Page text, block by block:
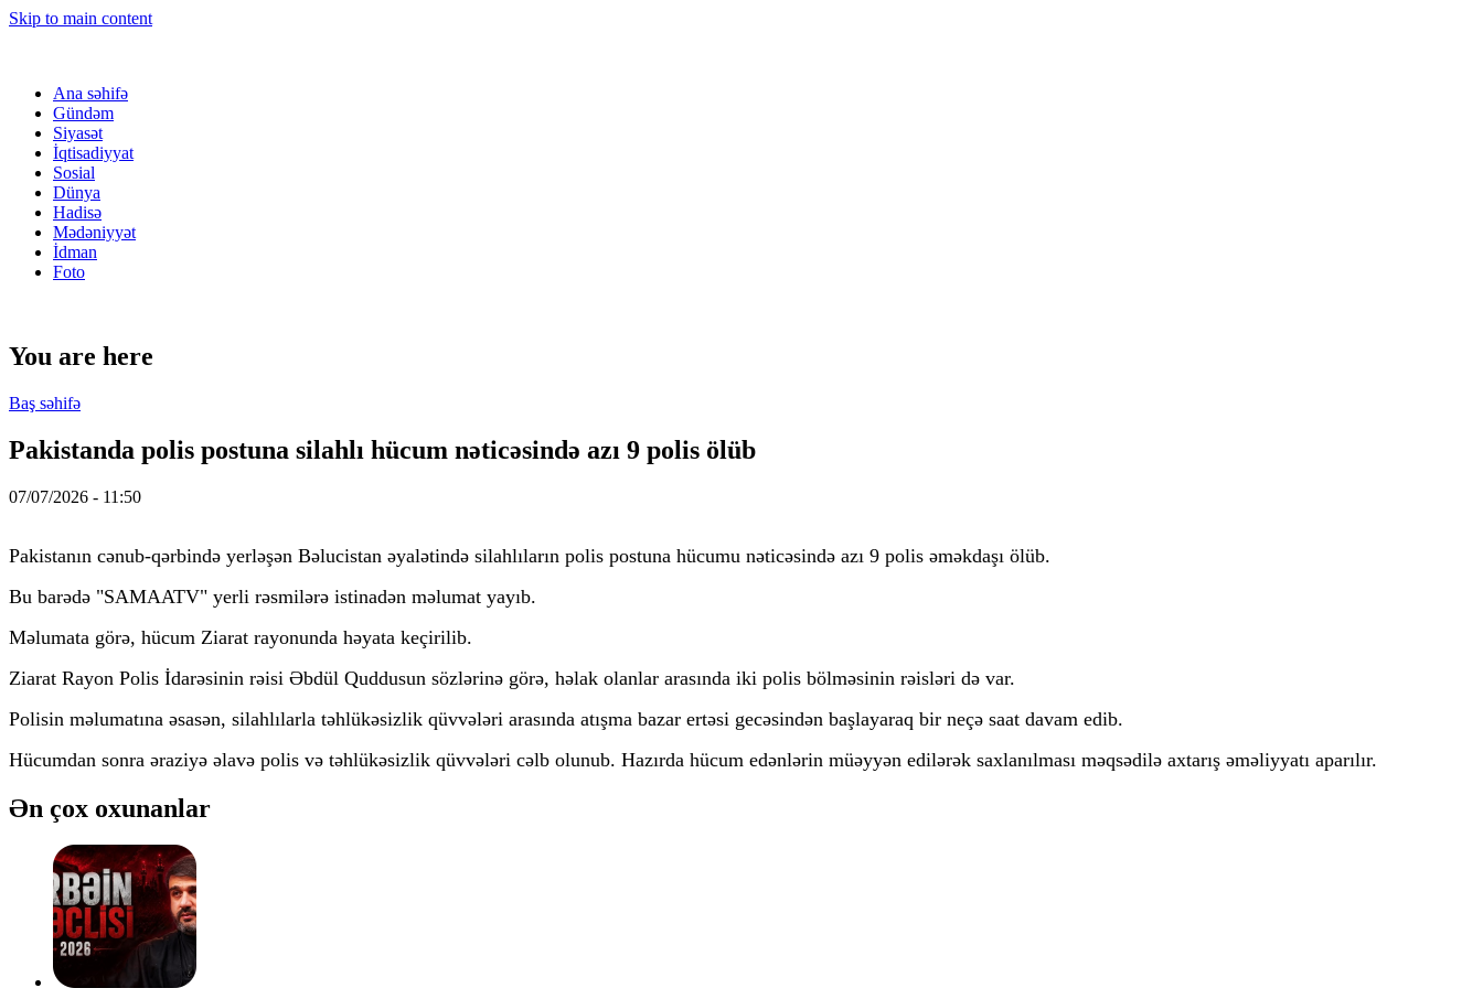
Skip to main content
Ana səhifə
Gündəm
Siyasət
İqtisadiyyat
Sosial
Dünya
Hadisə
Mədəniyyət
İdman
Foto
You are here
Baş səhifə
Pakistanda polis postuna silahlı hücum nəticəsində azı 9 polis ölüb
07/07/2026 - 11:50
Pakistanın cənub-qərbində yerləşən Bəlucistan əyalətində silahlıların polis postuna hücumu nəticəsində azı 9 polis əməkdaşı ölüb.
Bu barədə "SAMAATV" yerli rəsmilərə istinadən məlumat yayıb.
Məlumata görə, hücum Ziarat rayonunda həyata keçirilib.
Ziarat Rayon Polis İdarəsinin rəisi Əbdül Quddusun sözlərinə görə, həlak olanlar arasında iki polis bölməsinin rəisləri də var.
Polisin məlumatına əsasən, silahlılarla təhlükəsizlik qüvvələri arasında atışma bazar ertəsi gecəsindən başlayaraq bir neçə saat davam edib.
Hücumdan sonra əraziyə əlavə polis və təhlükəsizlik qüvvələri cəlb olunub. Hazırda hücum edənlərin müəyyən edilərək saxlanılması məqsədilə axtarış əməliyyatı aparılır.
Ən çox oxunanlar